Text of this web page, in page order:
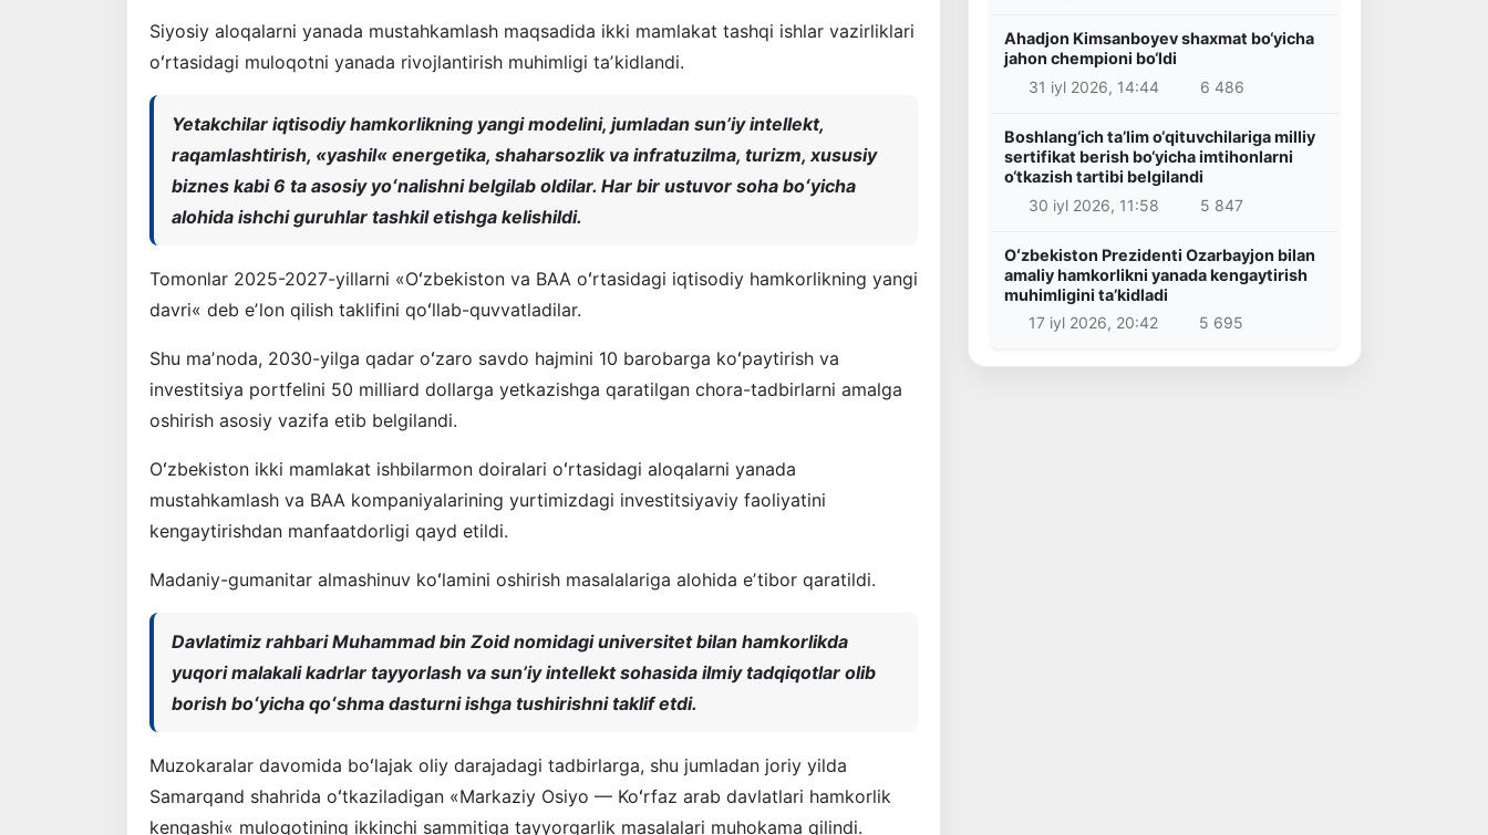
Siyosiy aloqalarni yanada mustahkamlash maqsadida ikki mamlakat tashqi ishlar vazirliklari
oʻrtasidagi muloqotni yanada rivojlantirish muhimligi taʼkidlandi.
Yetakchilar iqtisodiy hamkorlikning yangi modelini, jumladan sunʼiy intellekt,
raqamlashtirish, «yashil« energetika, shaharsozlik va infratuzilma, turizm, xususiy
biznes kabi 6 ta asosiy yoʻnalishni belgilab oldilar. Har bir ustuvor soha boʻyicha
alohida ishchi guruhlar tashkil etishga kelishildi.
Tomonlar 2025-2027-yillarni «Oʻzbekiston va BAA oʻrtasidagi iqtisodiy hamkorlikning yangi
davri« deb eʼlon qilish taklifini qoʻllab-quvvatladilar.
Shu maʼnoda, 2030-yilga qadar oʻzaro savdo hajmini 10 barobarga koʻpaytirish va
investitsiya portfelini 50 milliard dollarga yetkazishga qaratilgan chora-tadbirlarni amalga
oshirish asosiy vazifa etib belgilandi.
Oʻzbekiston ikki mamlakat ishbilarmon doiralari oʻrtasidagi aloqalarni yanada
mustahkamlash va BAA kompaniyalarining yurtimizdagi investitsiyaviy faoliyatini
kengaytirishdan manfaatdorligi qayd etildi.
Madaniy-gumanitar almashinuv koʻlamini oshirish masalalariga alohida eʼtibor qaratildi.
Davlatimiz rahbari Muhammad bin Zoid nomidagi universitet bilan hamkorlikda
yuqori malakali kadrlar tayyorlash va sunʼiy intellekt sohasida ilmiy tadqiqotlar olib
borish boʻyicha qoʻshma dasturni ishga tushirishni taklif etdi.
Muzokaralar davomida boʻlajak oliy darajadagi tadbirlarga, shu jumladan joriy yilda
Samarqand shahrida oʻtkaziladigan «Markaziy Osiyo — Koʻrfaz arab davlatlari hamkorlik
kengashi« muloqotining ikkinchi sammitiga tayyorgarlik masalalari muhokama qilindi.
Ahadjon Kimsanboyev shaxmat bo‘yicha
jahon chempioni bo‘ldi
31 iyl 2026, 14:44
6 486
Boshlang‘ich ta’lim o‘qituvchilariga milliy
sertifikat berish bo‘yicha imtihonlarni
o‘tkazish tartibi belgilandi
30 iyl 2026, 11:58
5 847
Oʻzbekiston Prezidenti Ozarbayjon bilan
amaliy hamkorlikni yanada kengaytirish
muhimligini taʼkidladi
17 iyl 2026, 20:42
5 695